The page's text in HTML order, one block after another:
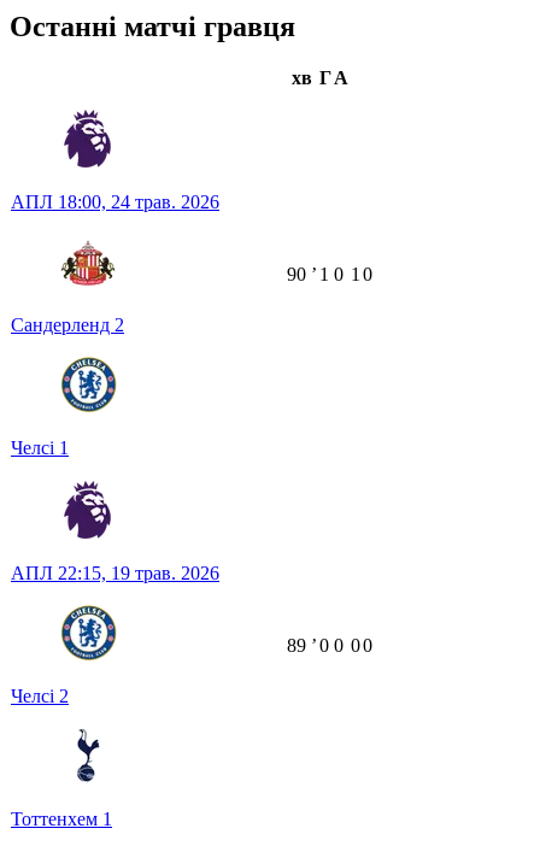
Останні матчі гравця
хв ГА
АПЛ 18:00, 24 трав. 2026
Сандерленд 2
Челсі 1
90 ʼ 1 0 1 0
АПЛ 22:15, 19 трав. 2026
Челсі 2
Тоттенхем 1
89 ʼ0 0 00